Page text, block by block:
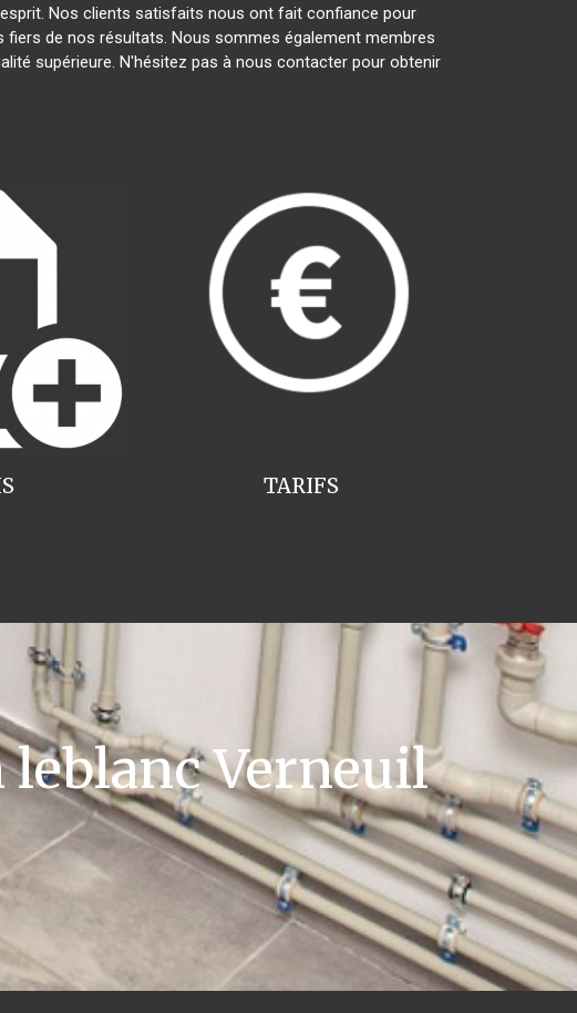
Nos clients satisfaits nous ont fait confiance pour
fiers de nos résultats. Nous sommes également membres
supérieure. N'hésitez pas à nous contacter pour obtenir
TARIFS
leblanc Verneuil